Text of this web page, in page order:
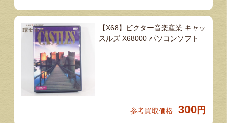
【X68】ビクター音楽産業 キャッ
スルズ X68000 パソコンソフト
参考買取価格 300 円